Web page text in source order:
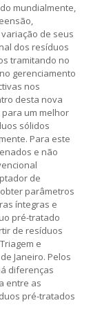
mundialmente,
de seus
dos resíduos
tramitando no
gerenciamento
nos
desta nova
um melhor
sólidos
Para este
e não
de
parâmetros
íntegras e
pré-tratado
de resíduos
e
Janeiro. Pelos
diferenças
entre as
pré-tratados